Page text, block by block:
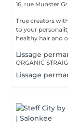
16, rue Munster
True creators
to your
healthy hair and
Lissage
ORGANIC
Lissage